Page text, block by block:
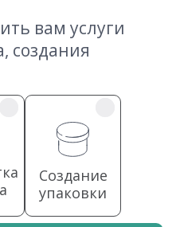
вам услуги
создания
Создание
упаковки